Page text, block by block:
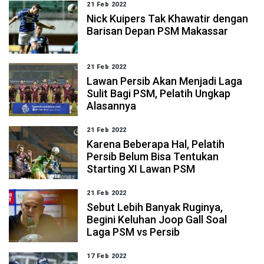
21 Feb 2022
Nick Kuipers Tak Khawatir dengan
Barisan Depan PSM Makassar
21 Feb 2022
Lawan Persib Akan Menjadi Laga
Sulit Bagi PSM, Pelatih Ungkap
Alasannya
21 Feb 2022
Karena Beberapa Hal, Pelatih
Persib Belum Bisa Tentukan
Starting XI Lawan PSM
21 Feb 2022
Sebut Lebih Banyak Ruginya,
Begini Keluhan Joop Gall Soal
Laga PSM vs Persib
17 Feb 2022